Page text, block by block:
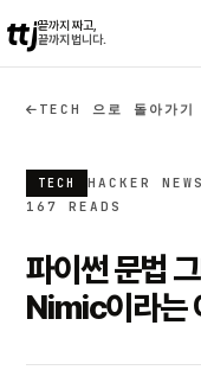
ttj끝까지 짜고,
끝까지 법니다.
TECH 으로 돌아가기
TECH HACKER NEWS
167 READS
파이썬 문법
Nimic이라는